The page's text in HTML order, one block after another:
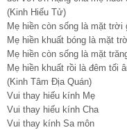
(Kinh Hiếu Tử)
Mẹ hiền còn sống là mặt
Mẹ hiền khuất bóng là mặt
Mẹ hiền còn sống là mặt
Mẹ hiền khuất rồi là đêm tối
(Kinh Tâm Địa Quán)
Vui thay hiếu kính Mẹ
Vui thay hiếu kính Cha
Vui thay kính Sa môn